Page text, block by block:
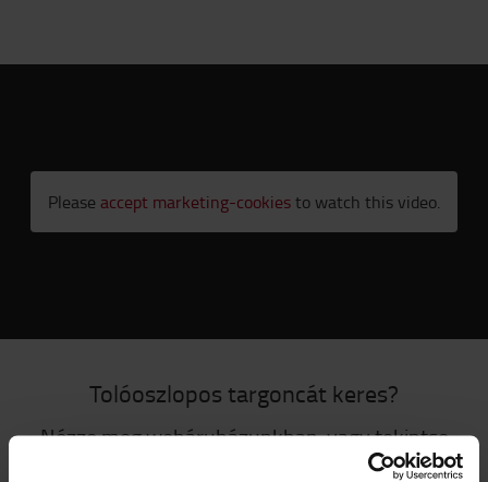
Please accept marketing-cookiesto watch this video.
Tolóoszlopos targoncát keres?
Nézze meg webáruházunkban, vagy tekintse